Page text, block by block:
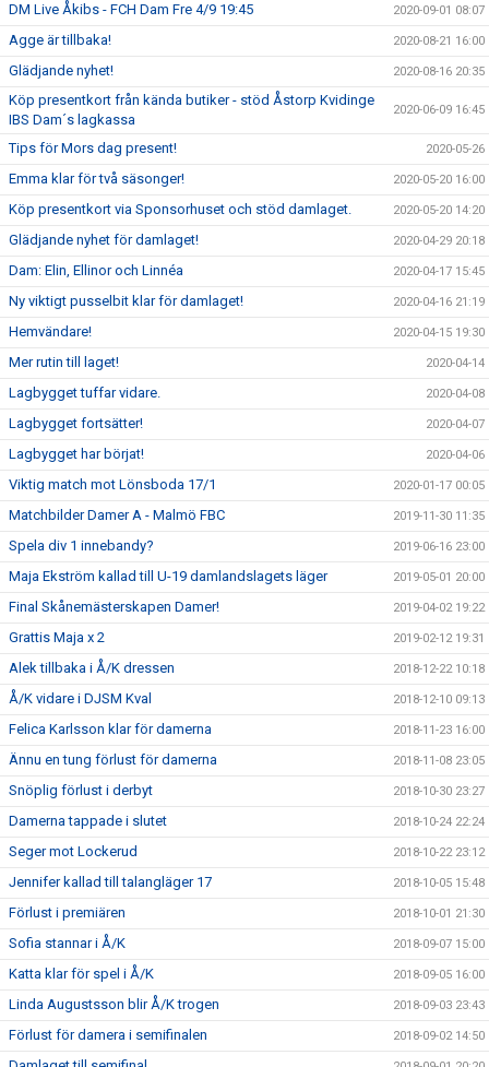
DM Live Åkibs - FCH Dam Fre 4/9 19:45 2020-09-01 08:07
Agge är tillbaka! 2020-08-21 16:00
Glädjande nyhet! 2020-08-16 20:35
Köp presentkort från kända butiker - stöd Åstorp Kvidinge
IBS Dam´s lagkassa
2020-06-09 16:45
Tips för Mors dag present! 2020-05-26
Emma klar för två säsonger! 2020-05-20 16:00
Köp presentkort via Sponsorhuset och stöd damlaget. 2020-05-20 14:20
Glädjande nyhet för damlaget! 2020-04-29 20:18
Dam: Elin, Ellinor och Linnéa 2020-04-17 15:45
Ny viktigt pusselbit klar för damlaget! 2020-04-16 21:19
Hemvändare! 2020-04-15 19:30
Mer rutin till laget! 2020-04-14
Lagbygget tuffar vidare. 2020-04-08
Lagbygget fortsätter! 2020-04-07
Lagbygget har börjat! 2020-04-06
Viktig match mot Lönsboda 17/1 2020-01-17 00:05
Matchbilder Damer A - Malmö FBC 2019-11-30 11:35
Spela div 1 innebandy? 2019-06-16 23:00
Maja Ekström kallad till U-19 damlandslagets läger 2019-05-01 20:00
Final Skånemästerskapen Damer! 2019-04-02 19:22
Grattis Maja x 2 2019-02-12 19:31
Alek tillbaka i Å/K dressen 2018-12-22 10:18
Å/K vidare i DJSM Kval 2018-12-10 09:13
Felica Karlsson klar för damerna 2018-11-23 16:00
Ännu en tung förlust för damerna 2018-11-08 23:05
Snöplig förlust i derbyt 2018-10-30 23:27
Damerna tappade i slutet 2018-10-24 22:24
Seger mot Lockerud 2018-10-22 23:12
Jennifer kallad till talangläger 17 2018-10-05 15:48
Förlust i premiären 2018-10-01 21:30
Sofia stannar i Å/K 2018-09-07 15:00
Katta klar för spel i Å/K 2018-09-05 16:00
Linda Augustsson blir Å/K trogen 2018-09-03 23:43
Förlust för damera i semifinalen 2018-09-02 14:50